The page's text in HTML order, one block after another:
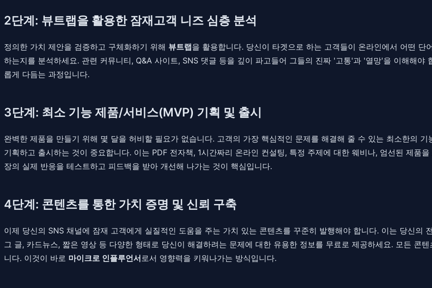
2단계: 뷰트랩을 활용한 잠재고객 니즈 심층 분석
정의한 가치 제안을 검증하고 구체화하기 위해 뷰트랩을 활용합니다. 당신이 타겟으로 하는 고객들이 온라인에서 어떤
하는지를 분석하세요. 관련 커뮤니티, Q&A 사이트, SNS 댓글 등을 깊이 파고들어 그들의 진짜 '고통'과 '열망'을 이해해
롭게 다듬는 과정입니다.
3단계: 최소 기능 제품/서비스(MVP) 기획 및 출시
완벽한 제품을 만들기 위해 몇 달을 허비할 필요가 없습니다. 고객의 가장 핵심적인 문제를 해결해 줄 수 있는 최소한의
기획하고 출시하는 것이 중요합니다. 이는 PDF 전자책, 1시간짜리 온라인 컨설팅, 특정 주제에 대한 웨비나, 엄선된 제품
장의 실제 반응을 테스트하고 피드백을 받아 개선해 나가는 것이 핵심입니다.
4단계: 콘텐츠를 통한 가치 증명 및 신뢰 구축
이제 당신의 SNS 채널에 잠재 고객에게 실질적인 도움을 주는 가치 있는 콘텐츠를 꾸준히 발행해야 합니다. 이는 당신의
그 글, 카드뉴스, 짧은 영상 등 다양한 형태로 당신이 해결하려는 문제에 대한 유용한 정보를 무료로 제공하세요. 모든 콘
니다. 이것이 바로 마이크로 인플루언서 로서 영향력을 키워나가는 방식입니다.